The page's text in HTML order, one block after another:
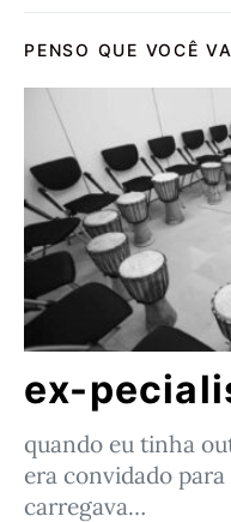
PENSO QUE VOCÊ
ex-
quando eu tinha
era convidado
carregava…